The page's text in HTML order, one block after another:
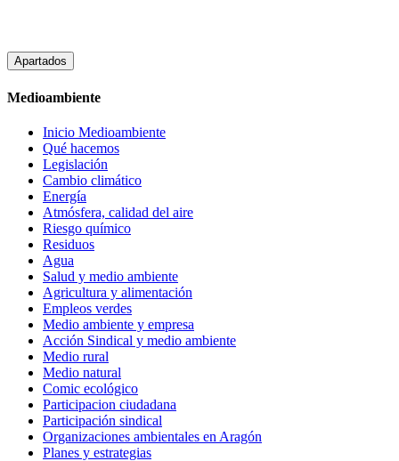
Apartados
Medioambiente
Inicio Medioambiente
Qué hacemos
Legislación
Cambio climático
Energía
Atmósfera, calidad del aire
Riesgo químico
Residuos
Agua
Salud y medio ambiente
Agricultura y alimentación
Empleos verdes
Medio ambiente y empresa
Acción Sindical y medio ambiente
Medio rural
Medio natural
Comic ecológico
Participacion ciudadana
Participación sindical
Organizaciones ambientales en Aragón
Planes y estrategias